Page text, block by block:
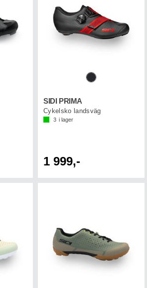
SIDI PRIMA
Cykelsko landsväg
3 i lager
1 999,-